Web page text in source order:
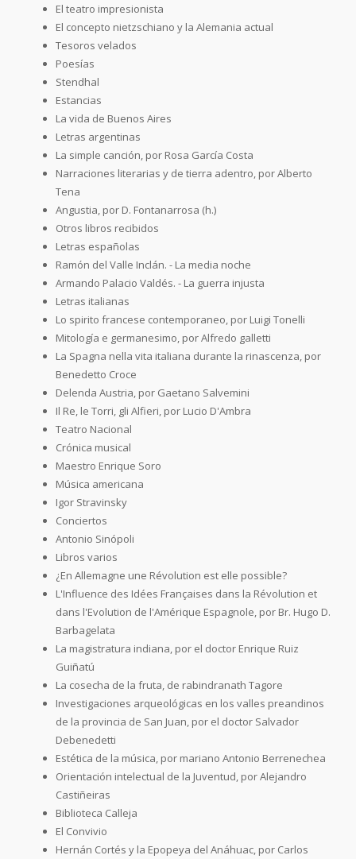
El teatro impresionista
El concepto nietzschiano y la Alemania actual
Tesoros velados
Poesías
Stendhal
Estancias
La vida de Buenos Aires
Letras argentinas
La simple canción, por Rosa García Costa
Narraciones literarias y de tierra adentro, por Alberto
Tena
Angustia, por D. Fontanarrosa (h.)
Otros libros recibidos
Letras españolas
Ramón del Valle Inclán. - La media noche
Armando Palacio Valdés. - La guerra injusta
Letras italianas
Lo spirito francese contemporaneo, por Luigi Tonelli
Mitología e germanesimo, por Alfredo galletti
La Spagna nella vita italiana durante la rinascenza, por
Benedetto Croce
Delenda Austria, por Gaetano Salvemini
Il Re, le Torri, gli Alfieri, por Lucio D'Ambra
Teatro Nacional
Crónica musical
Maestro Enrique Soro
Música americana
Igor Stravinsky
Conciertos
Antonio Sinópoli
Libros varios
¿En Allemagne une Révolution est elle possible?
L'Influence des Idées Françaises dans la Révolution et
dans l'Evolution de l'Amérique Espagnole, por Br. Hugo D.
Barbagelata
La magistratura indiana, por el doctor Enrique Ruiz
Guiñatú
La cosecha de la fruta, de rabindranath Tagore
Investigaciones arqueológicas en los valles preandinos
de la provincia de San Juan, por el doctor Salvador
Debenedetti
Estética de la música, por mariano Antonio Berrenechea
Orientación intelectual de la Juventud, por Alejandro
Castiñeiras
Biblioteca Calleja
El Convivio
Hernán Cortés y la Epopeya del Anáhuac, por Carlos